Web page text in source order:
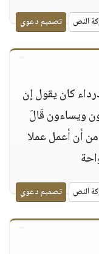
النص تصميم دعوي
كان يقول إن
ويساءون قَالَ
من أن أعمل عملا
النص تصميم دعوي